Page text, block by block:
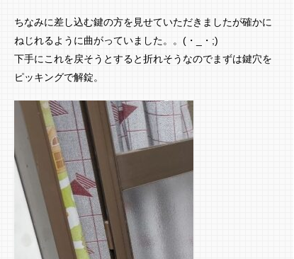
ちなみに差し込む鍵の方を見せていただきましたが確かに
ねじれるように曲がっていました。。(・_・;)
下手にこれを戻そうとすると折れそうなのでまずは鍵穴を
ピッキングで解錠。